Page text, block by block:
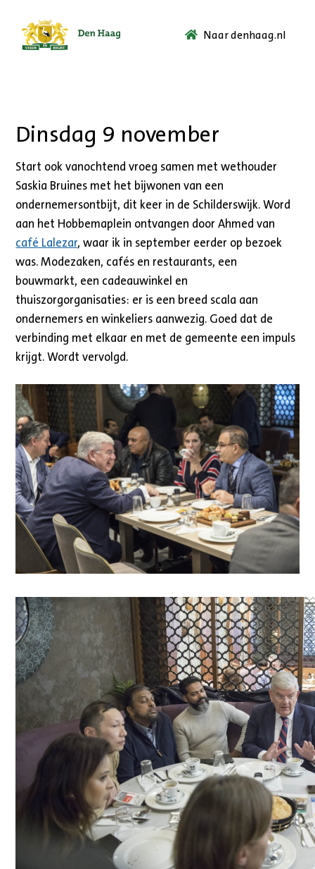
Ga
Naar denhaag.nl
Dinsdag 9 november
Start ook vanochtend vroeg samen met wethouder
Saskia Bruines met het bijwonen van een
ondernemersontbijt, dit keer in de Schilderswijk. Word
aan het Hobbemaplein ontvangen door Ahmed van
café Lalezar, waar ik in september eerder op bezoek
was. Modezaken, cafés en restaurants, een
bouwmarkt, een cadeauwinkel en
thuiszorgorganisaties: er is een breed scala aan
ondernemers en winkeliers aanwezig. Goed dat de
verbinding met elkaar en met de gemeente een impuls
krijgt. Wordt vervolgd.